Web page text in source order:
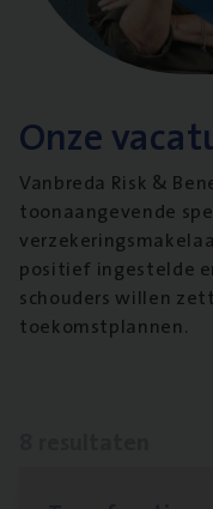
Onze
Vanbreda Risk &
toonaangevende
positief ingestelde
schouders willen
toekomstplannen.